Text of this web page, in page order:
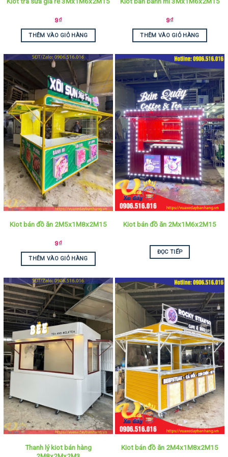
9₫
THÊM VÀO GIỎ HÀNG
9₫
THÊM VÀO GIỎ HÀNG
Kiot bán đồ ăn 2M5x1M8x2M15
9₫
THÊM VÀO GIỎ HÀNG
Kiot bán đồ ăn 2Mx1M6x2M15
ĐỌC TIẾP
Thanh lý kiot bán hàng
Kiot bán đồ ăn 2M4x1M8x2M15